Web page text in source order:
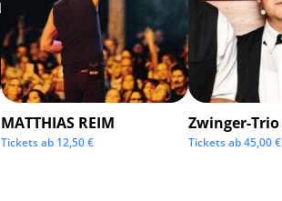
MATTHIAS REIM
Tickets ab 12,50€
Zwinger-Trio
Tickets ab45,00€